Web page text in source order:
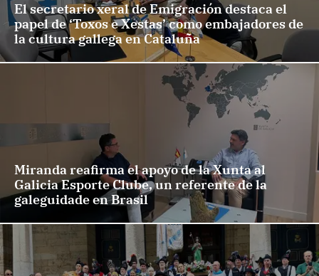
El secretario xeral de Emigración destaca el
papel de ‘Toxos e Xestas’ como embajadores de
la cultura gallega en Cataluña
Miranda reafirma el apoyo de la Xunta al
Galicia Esporte Clube, un referente de la
galeguidade en Brasil